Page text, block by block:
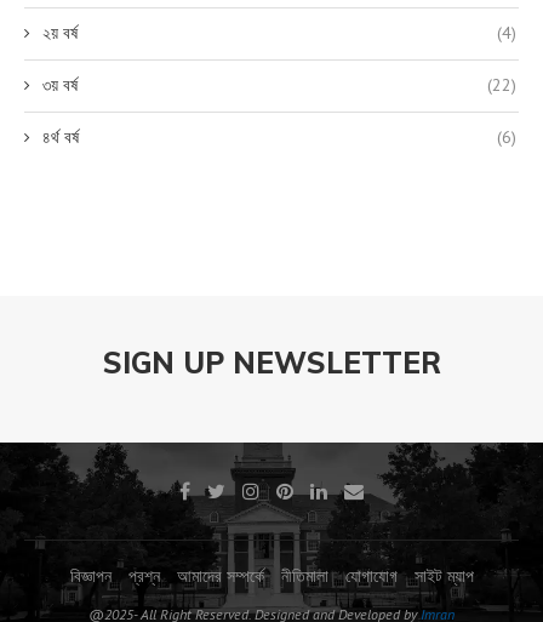
২য় বর্ষ (4)
৩য় বর্ষ (22)
৪র্থ বর্ষ (6)
SIGN UP NEWSLETTER
বিজ্ঞাপন প্রশ্ন আমাদের সম্পর্কে নীতিমালা যোগাযোগ সাইট ম্যাপ
@2025- All Right Reserved. Designed and Developed by Imran